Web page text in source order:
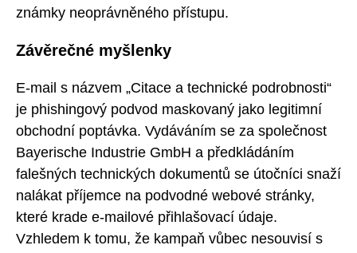
známky neoprávněného přístupu.
Závěrečné myšlenky
E-mail s názvem „Citace a technické podrobnosti“
je phishingový podvod maskovaný jako legitimní
obchodní poptávka. Vydáváním se za společnost
Bayerische Industrie GmbH a předkládáním
falešných technických dokumentů se útočníci snaží
nalákat příjemce na podvodné webové stránky,
které krade e-mailové přihlašovací údaje.
Vzhledem k tomu, že kampaň vůbec nesouvisí s